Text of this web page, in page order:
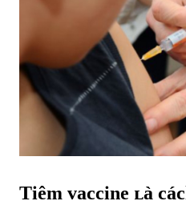
Tiêm vaccine ʟà